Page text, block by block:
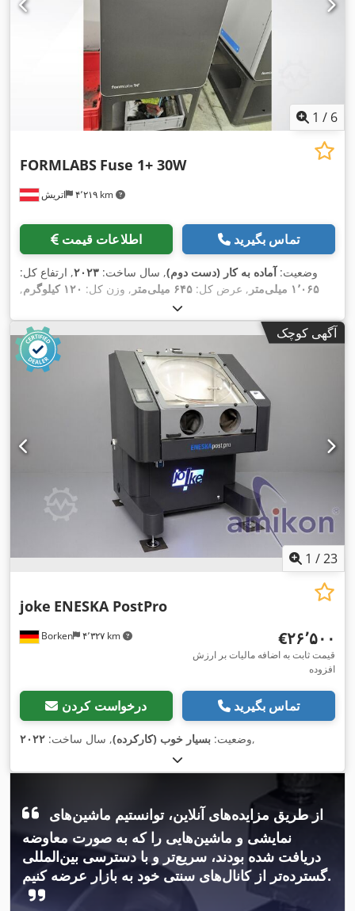
1 / 6
اتریش ۴٬۲۱۹ km
FORMLABS Fuse 1+ 30W
اطلاعات قیمت تماس بگیرید
وضعیت:آماده به کار (دست دوم), سال ساخت: ۲۰۲۳, ارتفاع کل:
۱٬۰۶۵ میلی‌متر
, عرض کل: ۶۴۵ میلی‌متر , وزن کل: ۱۲۰ کیلوگرم
,
, حداکثر طول محصول:۶۸۵
میلی‌متر, تعداد محور:۳ ,
آگهی کوچک
1 /23
Borken ۴٬۳۲۷ km
joke ENESKA PostPro
‎€۲۶٬۵۰۰
قیمت ثابت به اضافه مالیات بر ارزش
افزوده
درخواست کردن تماس بگیرید
وضعیت: بسیار خوب (کارکرده), سال ساخت: ۲۰۲۲ ,
نمایشی و ماشین‌هایی را که به صورت معاوضه
دریافت شده بودند، سریع‌تر و با دسترسی بین‌المللی
گسترده‌تر از کانال‌های سنتی خود به بازار عرضه کنیم.